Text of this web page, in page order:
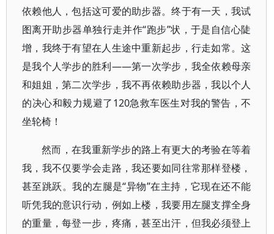
依赖他人，包括这可爱的助步器。终于有一天，我试
图离开助步器单独行走并作“跑步”状，于是自信心陡
增，我终于有望在人生途中重新起步，行走如常。这
是我个人学步的胜利——第一次学步，我全依赖母亲
和姐姐，第二次学步，我不再依赖助步器，我以个人
的决心和毅力规避了120急救车医生对我的警告，不
坐轮椅！
然而，在我重新学步的路上有更大的考验在等着
我，我不仅要学会走路，我还要如同往常那样登楼，
甚至跳跃。我的左腿是“异物”在主持，它现在还不能
听凭我的意识行动，例如上楼，我要用左腿支撑全身
的重量，每登一步，疼痛，甚至出汗，但我必须登上